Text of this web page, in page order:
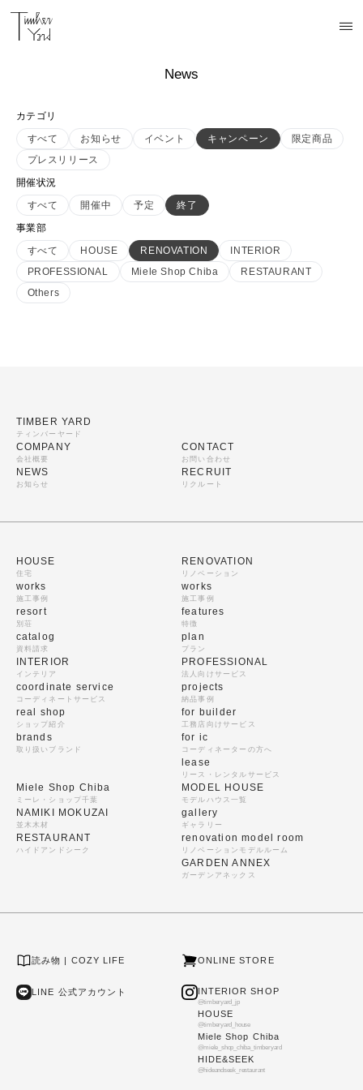
News
カテゴリ
すべて
お知らせ イベント キャンペーン
限定商品
プレスリリース
開催状況
すべて
開催中 予定
終了
事業部
すべて
HOUSE RENOVATION
INTERIOR
PROFESSIONAL
Miele Shop Chiba
RESTAURANT
Others
TIMBER YARD
ティンバーヤード
COMPANY
会社概要
NEWS
お知らせ
CONTACT
お問い合わせ
RECRUIT
リクルート
HOUSE
住宅
works
施工事例
resort
別荘
catalog
資料請求
RENOVATION
リノベーション
works
施工事例
features
特徴
plan
プラン
INTERIOR
インテリア
coordinate service
コーディネートサービス
real shop
ショップ紹介
brands
取り扱いブランド
PROFESSIONAL
法人向けサービス
projects
納品事例
for builder
工務店向けサービス
for ic
コーディネーターの方へ
lease
リース・レンタルサービス
Miele Shop Chiba
ミーレ・ショップ千葉
NAMIKI MOKUZAI
並木木材
RESTAURANT
ハイドアンドシーク
MODEL HOUSE
モデルハウス一覧
gallery
ギャラリー
renovation model room
リノベーションモデルルーム
GARDEN ANNEX
ガーデンアネックス
読み物 | COZY LIFE ONLINE STORE
LINE 公式アカウント INTERIOR SHOP
@timberyard_jp
HOUSE
@timberyard_house
Miele Shop Chiba
@miele_shop_chiba_timberyard
HIDE&SEEK
@hideandseek_restaurant